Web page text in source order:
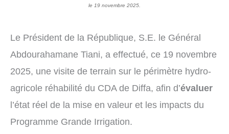
le 19 novembre 2025.
Le Président de la République, S.E. le Général
Abdourahamane Tiani, a effectué, ce 19 novembre
2025, une visite de terrain sur le périmètre hydro-
agricole réhabilité du CDA de Diffa, afin d’évaluer
l’état réel de la mise en valeur et les impacts du
Programme Grande Irrigation.